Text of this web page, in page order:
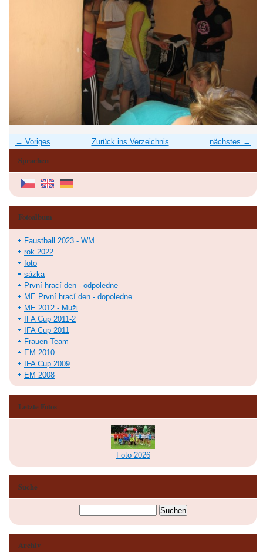
← Voriges nächstes →
Zurück ins Verzeichnis
Sprachen
Fotoalbum
Faustball 2023 - WM
rok 2022
foto
sázka
První hrací den - odpoledne
ME První hrací den - dopoledne
ME 2012 - Muži
IFA Cup 2011-2
IFA Cup 2011
Frauen-Team
EM 2010
IFA Cup 2009
EM 2008
Letzte Fotos
Foto 2026
Suche
Archiv